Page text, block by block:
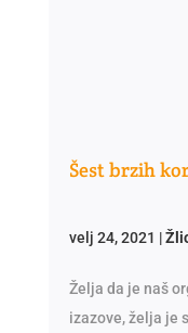
Šest brzih
velj 24, 2021 |
Želja da je naš
izazove, želja je